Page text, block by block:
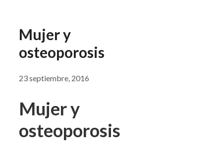
Mujer y
osteoporosis
23 septiembre, 2016
Mujer y
osteoporosis